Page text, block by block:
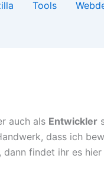
Tools
auch als Entwickler
dass ich
findet ihr es